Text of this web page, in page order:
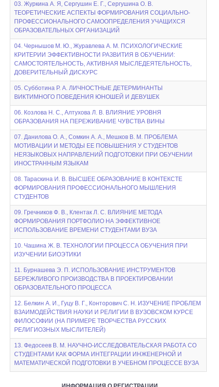
03. Журкина А. Я, Сергушин Е. Г., Сергушина О. В.
ТЕОРЕТИЧЕСКИЕ АСПЕКТЫ ФОРМИРОВАНИЯ СОЦИАЛЬНО-
ПРОФЕССИОНАЛЬНОГО САМООПРЕДЕЛЕНИЯ УЧАЩИХСЯ
ОБРАЗОВАТЕЛЬНЫХ ОРГАНИЗАЦИЙ
04. Чернышов М. Ю., Журавлева А. М. ПСИХОЛОГИЧЕСКИЕ
КРИТЕРИИ ЭФФЕКТИВНОСТИ РАЗВИТИЯ В ОБУЧЕНИИ:
САМОСТОЯТЕЛЬНОСТЬ, АКТИВНАЯ МЫСЛЕДЕЯТЕЛЬНОСТЬ,
ДОВЕРИТЕЛЬНЫЙ ДИСКУРС
05. Субботина Р. А. ЛИЧНОСТНЫЕ ДЕТЕРМИНАНТЫ
ВИКТИМНОГО ПОВЕДЕНИЯ ЮНОШЕЙ И ДЕВУШЕК
06. Козлова Н. С., Алтухова Л. В. ВЛИЯНИЕ УРОВНЯ
ОБРАЗОВАНИЯ НА ПЕРЕЖИВАНИЕ ЧУВСТВА ВИНЫ
07. Данилова О. А., Сомкин А. А., Мешков В. М. ПРОБЛЕМА
МОТИВАЦИИ И МЕТОДЫ ЕЕ ПОВЫШЕНИЯ У СТУДЕНТОВ
НЕЯЗЫКОВЫХ НАПРАВЛЕНИЙ ПОДГОТОВКИ ПРИ ОБУЧЕНИИ
ИНОСТРАННЫМ ЯЗЫКАМ
08. Тараскина И. В. ВЫСШЕЕ ОБРАЗОВАНИЕ В КОНТЕКСТЕ
ФОРМИРОВАНИЯ ПРОФЕССИОНАЛЬНОГО МЫШЛЕНИЯ
СТУДЕНТОВ
09. Гречников Ф. В., Клентак Л. С. ВЛИЯНИЕ МЕТОДА
ФОРМИРОВАНИЯ ПОРТФОЛИО НА ЭФФЕКТИВНОЕ
ИСПОЛЬЗОВАНИЕ ВРЕМЕНИ СТУДЕНТАМИ ВУЗА
10. Чашина Ж. В. ТЕХНОЛОГИИ ПРОЦЕССА ОБУЧЕНИЯ ПРИ
ИЗУЧЕНИИ БИОЭТИКИ
11. Бурнашева Э. П. ИСПОЛЬЗОВАНИЕ ИНСТРУМЕНТОВ
БЕРЕЖЛИВОГО ПРОИЗВОДСТВА В ПРОЕКТИРОВАНИИ
ОБРАЗОВАТЕЛЬНОГО ПРОЦЕССА
12. Белкин А. И., Гуцу В. Г., Конторович С. Н. ИЗУЧЕНИЕ ПРОБЛЕМ
ВЗАИМОДЕЙСТВИЯ НАУКИ И РЕЛИГИИ В ВУЗОВСКОМ КУРСЕ
ФИЛОСОФИИ (НА ПРИМЕРЕ ТВОРЧЕСТВА РУССКИХ
РЕЛИГИОЗНЫХ МЫСЛИТЕЛЕЙ)
13. Федосеев В. М. НАУЧНО-ИССЛЕДОВАТЕЛЬСКАЯ РАБОТА СО
СТУДЕНТАМИ КАК ФОРМА ИНТЕГРАЦИИ ИНЖЕНЕРНОЙ И
МАТЕМАТИЧЕСКОЙ ПОДГОТОВКИ В УЧЕБНОМ ПРОЦЕССЕ ВУЗА